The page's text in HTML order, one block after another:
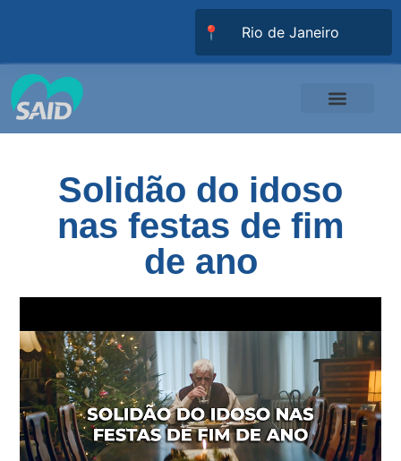
📍
Solidão do idoso
nas festas de fim
de ano